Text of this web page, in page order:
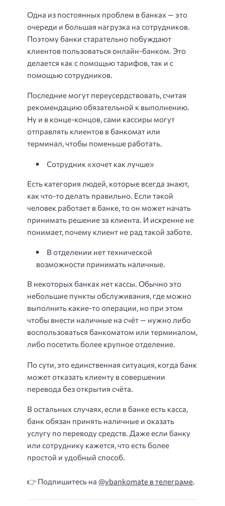
Одна из постоянных проблем в банках — это
очереди и большая нагрузка на сотрудников.
Поэтому банки старательно побуждают
клиентов пользоваться онлайн-банком. Это
делается как с помощью тарифов, так и с
помощью сотрудников.
Последние могут переусердствовать, считая
рекомендацию обязательной к выполнению.
Ну и в конце-концов, сами кассиры могут
отправлять клиентов в банкомат или
терминал, чтобы поменьше работать.
Сотрудник «хочет как лучше»
Есть категория людей, которые всегда знают,
как что-то делать правильно. Если такой
человек работает в банке, то он может начать
принимать решение за клиента. И искренне не
понимает, почему клиент не рад такой заботе.
В отделении нет технической
возможности принимать наличные.
В некоторых банках нет кассы. Обычно это
небольшие пункты обслуживания, где можно
выполнить какие-то операции, но при этом
чтобы внести наличные на счёт — нужно либо
воспользоваться банкоматом или терминалом,
либо посетить более крупное отделение.
По сути, это единственная ситуация, когда банк
может отказать клиенту в совершении
перевода без открытия счёта.
В остальных случаях, если в банке есть касса,
банк обязан принять наличные и оказать
услугу по переводу средств. Даже если банку
или сотруднику кажется, что есть более
простой и удобный способ.
👉 Подпишитесь на @vbankomate в телеграме.